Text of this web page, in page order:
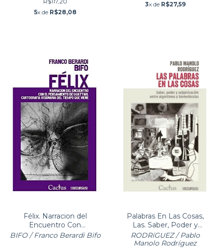
5x de R$28,08
3x de R$27,59
Félix. Narracion del
Encuentro Con
Pensamiento de Guattari
BIFO / Franco Berardi Bifo
Palabras En Las Cosas,
Las. Saber, Poder y
Subjetivación
RODRíGUEZ / Pablo
Manolo Rodríguez